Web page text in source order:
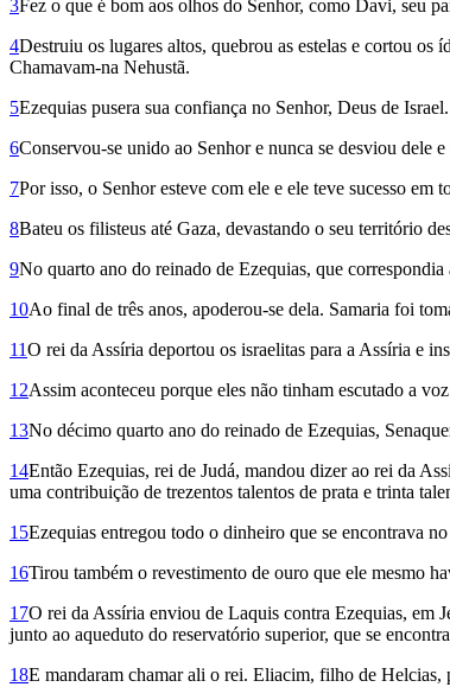
3Fez o que é bom aos olhos do Senhor, como Davi, seu
4Destruiu os lugares altos, quebrou as estelas e cortou os
Chamavam-na Nehustã.
5Ezequias pusera sua confiança no Senhor, Deus de
6Conservou-se unido ao Senhor e nunca se desviou dele
7Por isso, o Senhor esteve com ele e ele teve sucesso em
8Bateu os filisteus até Gaza, devastando o seu território
9No quarto ano do reinado de Eze­quias, que
10Ao final de três anos, apoderou-se dela. Samaria foi
11O rei da Assíria deportou os israelitas para a Assíria e
12Assim aconteceu porque eles não tinham escutado a
13No décimo quarto ano do reinado de Ezequias,
14Então Ezequias, rei de Judá, mandou dizer ao rei da
uma contribuição de trezentos talentos de prata e trinta
15Ezequias entregou todo o dinheiro que se encontrava
16Tirou também o revestimento de ouro que ele mesmo
17O rei da Assíria enviou de Laquis contra Ezequias, em
junto ao aqueduto do reservatório superior, que se
18E mandaram chamar ali o rei. Eliacim, filho de